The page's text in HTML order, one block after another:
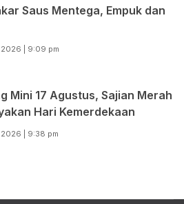
Saus Mentega, Empuk dan
| 9:09 pm
Mini 17 Agustus, Sajian Merah
Hari Kemerdekaan
| 9:38 pm